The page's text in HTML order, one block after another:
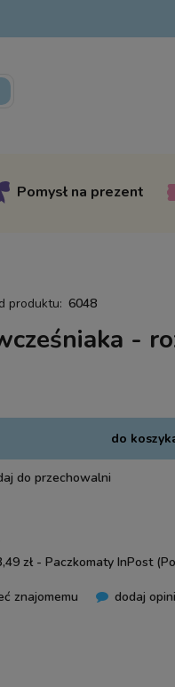
Pomysł na prezent
produktu: 6048
-
do
do przechowalni
zł - Paczkomaty InPost
nie zawiera ewentualnych
znajomemu dodaj